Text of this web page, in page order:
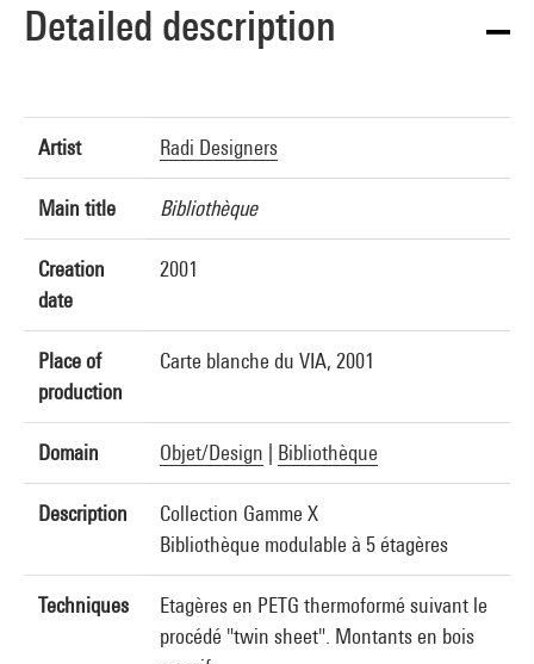
Detailed description
Artist Radi Designers
Main title Bibliothèque
Creation
date
2001
Place of
production
Carte blanche du VIA, 2001
Domain Objet/Design Bibliothèque
Description
Collection Gamme X
Bibliothèque modulable à 5 étagères
Techniques
Etagères en PETG thermoformé suivant le
procédé "twin sheet". Montants en bois